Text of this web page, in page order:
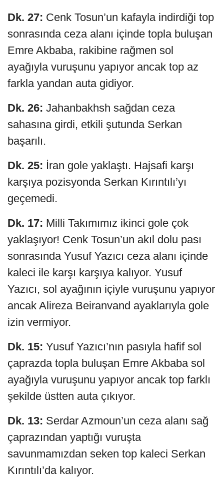
Dk. 27: Cenk Tosun’un kafayla indirdiği top
sonrasında ceza alanı içinde topla buluşan
Emre Akbaba, rakibine rağmen sol
ayağıyla vuruşunu yapıyor ancak top az
farkla yandan auta gidiyor.
Dk. 26: Jahanbakhsh sağdan ceza
sahasına girdi, etkili şutunda Serkan
başarılı.
Dk. 25: İran gole yaklaştı. Hajsafi karşı
karşıya pozisyonda Serkan Kırıntılı’yı
geçemedi.
Dk. 17: Milli Takımımız ikinci gole çok
yaklaşıyor! Cenk Tosun’un akıl dolu pası
sonrasında Yusuf Yazıcı ceza alanı içinde
kaleci ile karşı karşıya kalıyor. Yusuf
Yazıcı, sol ayağının içiyle vuruşunu yapıyor
ancak Alireza Beiranvand ayaklarıyla gole
izin vermiyor.
Dk. 15: Yusuf Yazıcı’nın pasıyla hafif sol
çaprazda topla buluşan Emre Akbaba sol
ayağıyla vuruşunu yapıyor ancak top farklı
şekilde üstten auta çıkıyor.
Dk. 13: Serdar Azmoun’un ceza alanı sağ
çaprazından yaptığı vuruşta
savunmamızdan seken top kaleci Serkan
Kırıntılı’da kalıyor.